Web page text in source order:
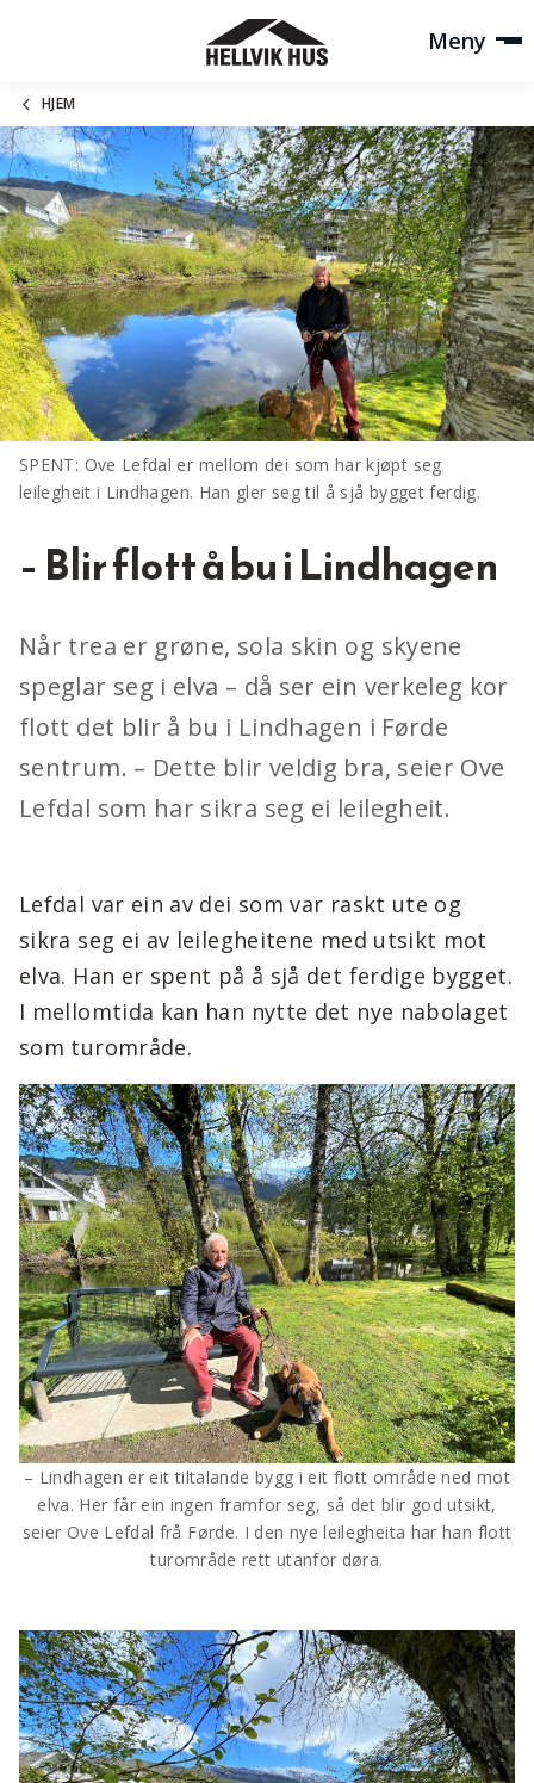
Meny
HJEM
SPENT: Ove Lefdal er mellom dei som har kjøpt seg
leilegheit i Lindhagen. Han gler seg til å sjå bygget ferdig.
– Blir flott å bu i Lindhagen
Når trea er grøne, sola skin og skyene
speglar seg i elva – då ser ein verkeleg kor
flott det blir å bu i Lindhagen i Førde
sentrum. – Dette blir veldig bra, seier Ove
Lefdal som har sikra seg ei leilegheit.
Lefdal var ein av dei som var raskt ute og
sikra seg ei av leilegheitene med utsikt mot
elva. Han er spent på å sjå det ferdige bygget.
I mellomtida kan han nytte det nye nabolaget
som turområde.
– Lindhagen er eit tiltalande bygg i eit flott område ned mot
elva. Her får ein ingen framfor seg, så det blir god utsikt,
seier Ove Lefdal frå Førde. I den nye leilegheita har han flott
turområde rett utanfor døra.